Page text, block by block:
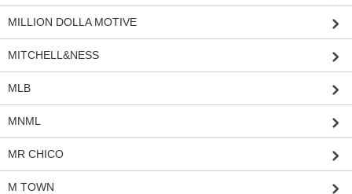
MILLION DOLLA MOTIVE
MITCHELL&NESS
MLB
MNML
MR CHICO
M TOWN